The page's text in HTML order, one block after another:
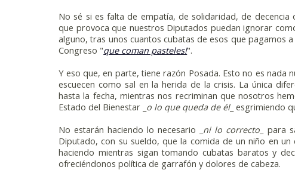
No sé si es falta de empatía, de solidaridad, de
que provoca que nuestros Diputados puedan ignorar
alguno, tras unos cuantos cubatas de esos que pagamos
Congreso "que coman pasteles!".
Y eso que, en parte, tiene razón Posada. Esto no es nada
escuecen como sal en la herida de la crisis. La única
hasta la fecha, mientras nos recriminan que nosotros
Estado del Bienestar _ o lo que queda de él_ esgrimiendo
No estarán haciendo lo necesario _ ni lo correcto _ para
Diputado, con su sueldo, que la comida de un niño en
haciendo mientras sigan tomando cubatas baratos y
ofreciéndonos política de garrafón y dolores de cabeza.